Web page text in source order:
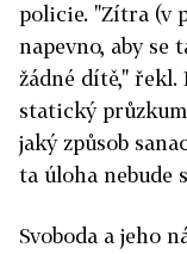
policie. "Zítra (v
napevno, aby se
žádné dítě," řekl.
statický
jaký způsob
ta úloha nebude
Svoboda a jeho